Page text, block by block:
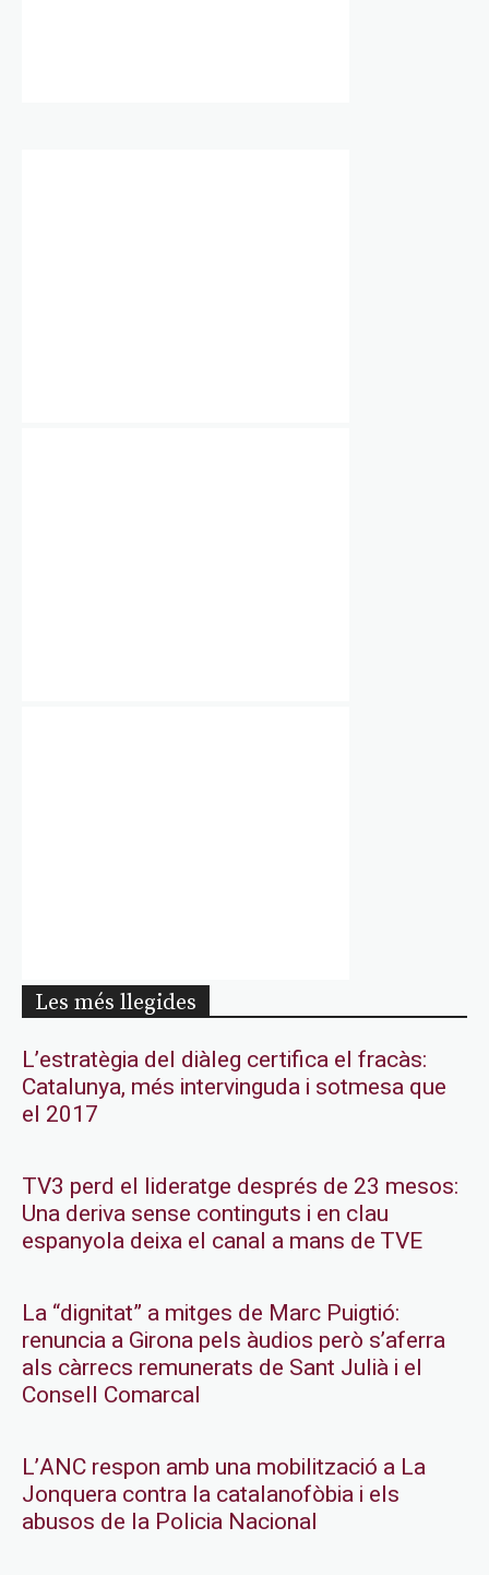
Les més llegides
L’estratègia del diàleg certifica el fracàs:
Catalunya, més intervinguda i sotmesa que
el 2017
TV3 perd el lideratge després de 23 mesos:
Una deriva sense continguts i en clau
espanyola deixa el canal a mans de TVE
La “dignitat” a mitges de Marc Puigtió:
renuncia a Girona pels àudios però s’aferra
als càrrecs remunerats de Sant Julià i el
Consell Comarcal
L’ANC respon amb una mobilització a La
Jonquera contra la catalanofòbia i els
abusos de la Policia Nacional